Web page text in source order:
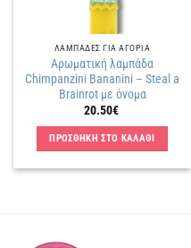
ΛΑΜΠΑΔΕΣ ΓΙΑ ΑΓΟΡΙΑ
Αρωματική λαμπάδα
Chimpanzini Bananini – Steal a
Brainrot με όνομα
20.50€
ΠΡΟΣΘΗΚΗ ΣΤΟ ΚΑΛΑΘΙ